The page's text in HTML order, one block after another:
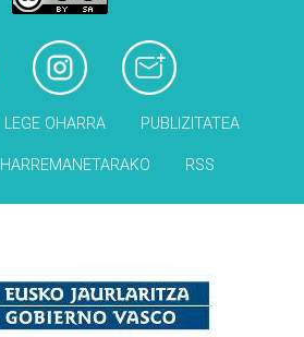
LEGE OHARRA PUBLIZITATEA
HARREMANETARAKO RSS